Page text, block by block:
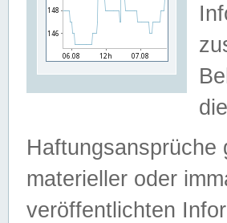
Haftungsansprüche
materieller oder
veröffentlichten